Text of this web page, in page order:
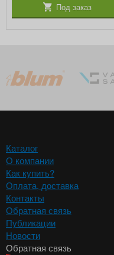
Под заказ
Каталог
О компании
Как купить?
Оплата, доставка
Контакты
Обратная связь
Публикации
Новости
Обратная связь